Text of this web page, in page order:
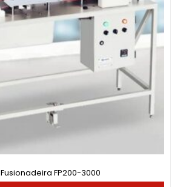
Fusionadeira FP200-3000